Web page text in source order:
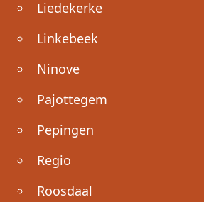
Liedekerke
Linkebeek
Ninove
Pajottegem
Pepingen
Regio
Roosdaal